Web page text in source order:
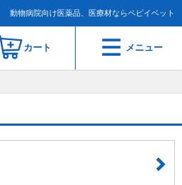
動物病院向け医薬品、医療材ならペピイベット
カート メニュー